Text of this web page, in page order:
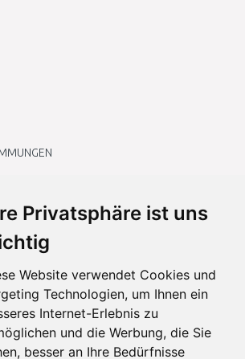
Privatsphäre ist uns
Website verwendet Cookies und
Technologien, um Ihnen ein
Internet-Erlebnis zu
und die Werbung, die Sie
besser an Ihre Bedürfnisse
RETOUREN